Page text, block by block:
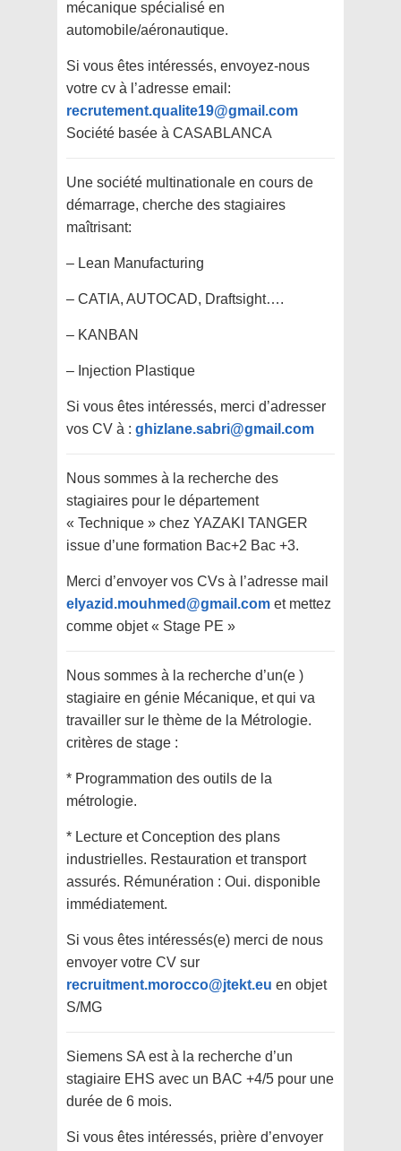
mécanique spécialisé en
automobile/aéronautique.
Si vous êtes intéressés, envoyez-nous
votre cv à l’adresse email:
recrutement.qualite19@gmail.com
Société basée à CASABLANCA
Une société multinationale en cours de
démarrage, cherche des stagiaires
maîtrisant:
– Lean Manufacturing
– CATIA, AUTOCAD, Draftsight….
– KANBAN
– Injection Plastique
Si vous êtes intéressés, merci d’adresser
vos CV à : ghizlane.sabri@gmail.com
Nous sommes à la recherche des
stagiaires pour le département
« Technique » chez YAZAKI TANGER
issue d’une formation Bac+2 Bac +3.
Merci d’envoyer vos CVs à l’adresse mail
elyazid.mouhmed@gmail.com et mettez
comme objet « Stage PE »
Nous sommes à la recherche d’un(e )
stagiaire en génie Mécanique, et qui va
travailler sur le thème de la Métrologie.
critères de stage :
* Programmation des outils de la
métrologie.
* Lecture et Conception des plans
industrielles. Restauration et transport
assurés. Rémunération : Oui. disponible
immédiatement.
Si vous êtes intéressés(e) merci de nous
envoyer votre CV sur
recruitment.morocco@jtekt.eu en objet
S/MG
Siemens SA est à la recherche d’un
stagiaire EHS avec un BAC +4/5 pour une
durée de 6 mois.
Si vous êtes intéressés, prière d’envoyer